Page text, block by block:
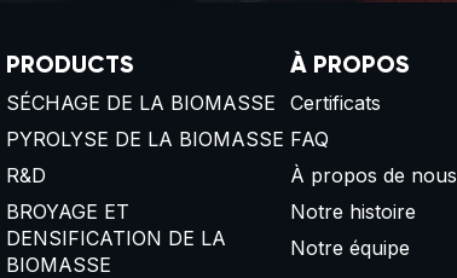
PRODUCTS
SÉCHAGE DE LA BIOMASSE
PYROLYSE DE LA BIOMASSE
R&D
BROYAGE ET
DENSIFICATION DE LA
BIOMASSE
À PROPOS
Certificats
FAQ
À propos de nous
Notre histoire
Notre équipe